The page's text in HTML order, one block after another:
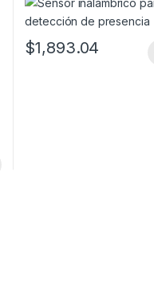
$1,893.04